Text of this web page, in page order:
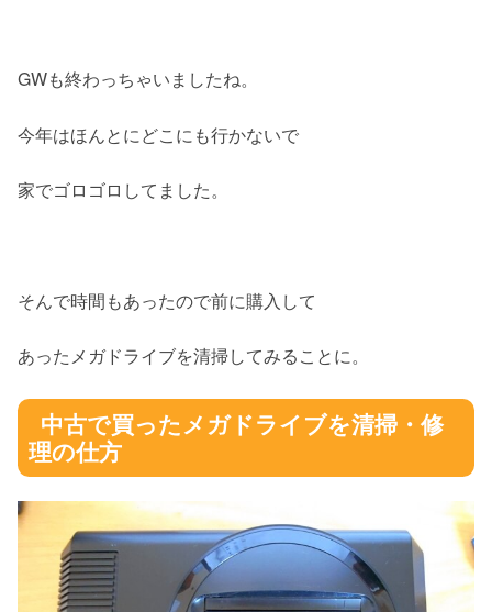
GWも終わっちゃいましたね。
今年はほんとにどこにも行かないで
家でゴロゴロしてました。
そんで時間もあったので前に購入して
あったメガドライブを清掃してみることに。
中古で買ったメガドライブを清掃・修
理の仕方